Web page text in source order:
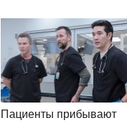
Пациенты прибывают